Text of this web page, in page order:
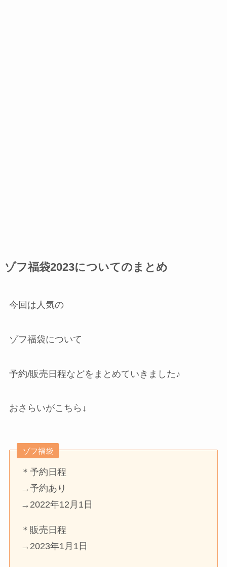
ゾフ福袋2023についてのまとめ
今回は人気の
ゾフ福袋について
予約/販売日程などをまとめていきました♪
おさらいがこちら↓
ゾフ福袋
＊予約日程
→予約あり
→2022年12月1日
＊販売日程
→2023年1月1日